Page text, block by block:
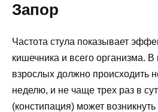
Запор
Частота стула показывает
кишечника и всего организма.
взрослых должно происходить
неделю, и не чаще трех раз в
(констипация) может